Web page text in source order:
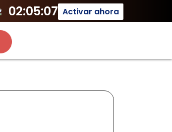
02:05:07 Activar ahora